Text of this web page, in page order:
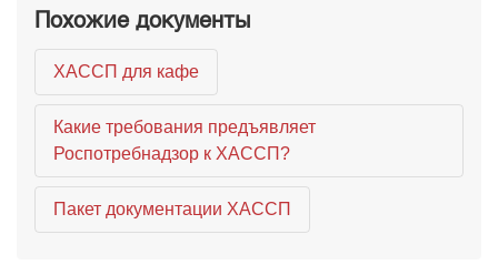
Похожие документы
ХАССП для кафе
Какие требования предъявляет
Роспотребнадзор к ХАССП?
Пакет документации ХАССП